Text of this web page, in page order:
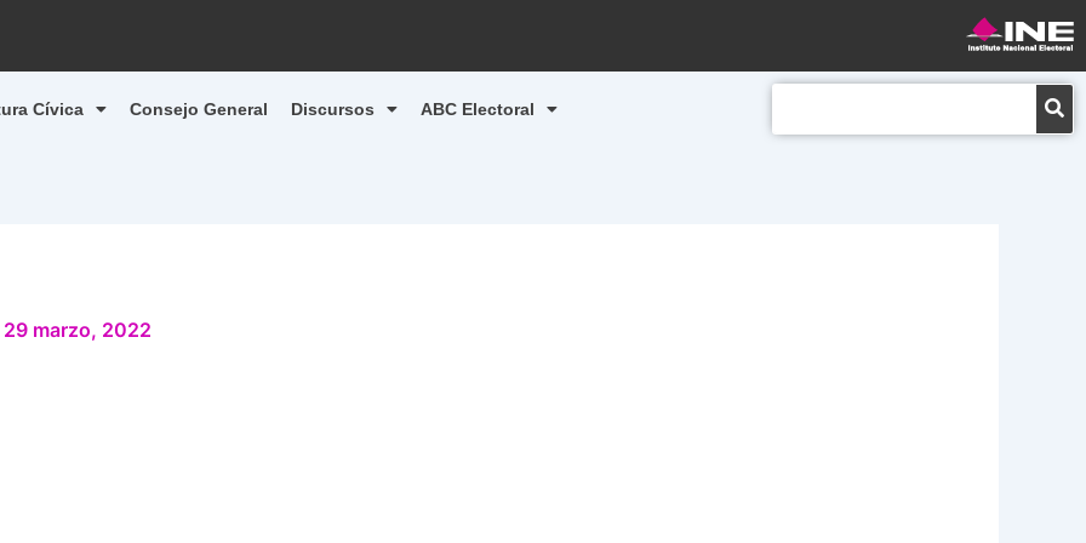
Cívica Consejo General Discursos ABC Electoral
29 marzo, 2022